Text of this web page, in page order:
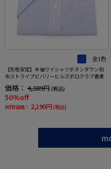
全1色
【形態安定】半袖ワイシャツボタンダウン別
布ストライプビバリーヒルズポロクラブ春夏
価格： 4,389円 (税込)
50%off
WEB価格： 2,190円 (税込)